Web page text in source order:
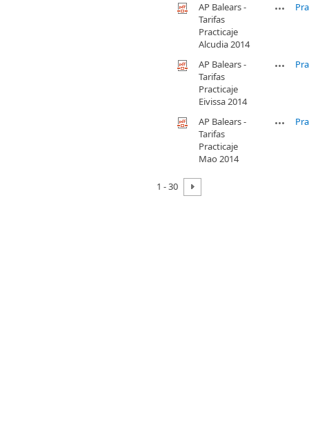
AP Balears -
Tarifas
Practicaje
Alcudia 2014
AP Balears -
Tarifas
Practicaje
Eivissa 2014
AP Balears -
Tarifas
Practicaje
Mao 2014
1 - 30